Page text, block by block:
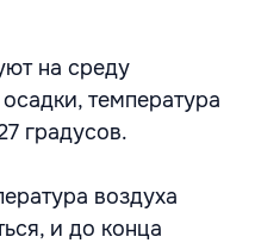
на среду
температура
градусов.
воздуха
и до конца